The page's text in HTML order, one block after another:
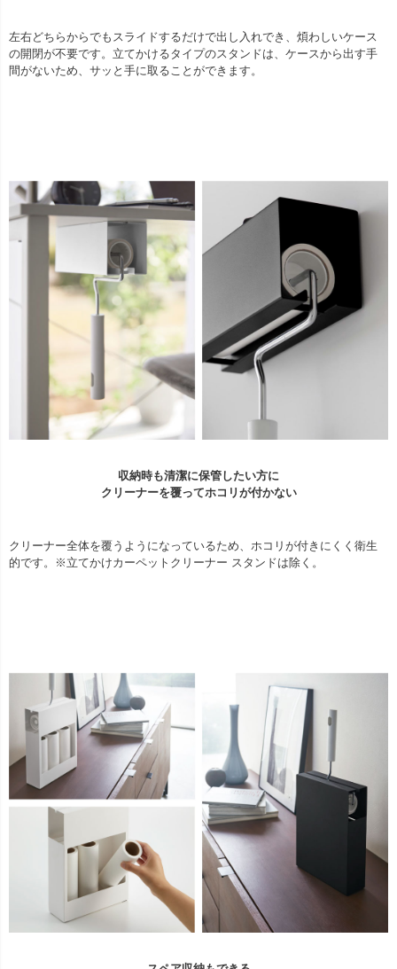
左右どちらからでもスライドするだけで出し入れでき、煩わしいケース
の開閉が不要です。立てかけるタイプのスタンドは、ケースから出す手
間がないため、サッと手に取ることができます。
収納時も清潔に保管したい方に
クリーナーを覆ってホコリが付かない
クリーナー全体を覆うようになっているため、ホコリが付きにくく衛生
的です。※立てかけカーペットクリーナー スタンドは除く。